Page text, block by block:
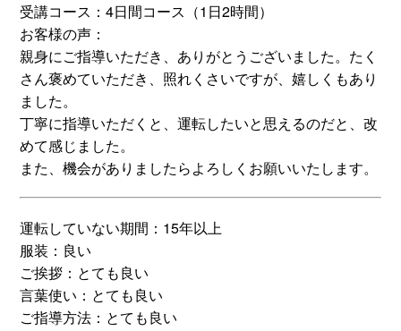
プログラム
お客様の声 コラム&トピックス
よくある質問
出張地域 メディア紹介
スタッフ紹介
簡易補助ブレーキと
は
受講コース：4日間コース（1日2時間）
お客様の声：
親身にご指導いただき、ありがとうございました。たく
さん褒めていただき、照れくさいですが、嬉しくもあり
ました。
丁寧に指導いただくと、運転したいと思えるのだと、改
めて感じました。
また、機会がありましたらよろしくお願いいたします。
運転していない期間：15年以上
服装：良い
ご挨拶：とても良い
言葉使い：とても良い
ご指導方法：とても良い